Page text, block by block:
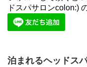
ドスパサロンcolon:)
泊まれるヘッドス